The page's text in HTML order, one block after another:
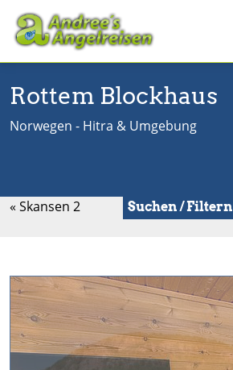
Rottem Blockhaus
Norwegen - Hitra & Umgebung
« Skansen 2 Suchen / Filtern